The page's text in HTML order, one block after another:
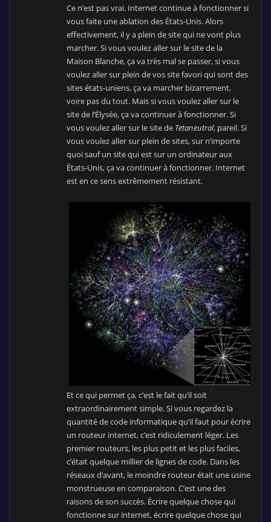
Ce n’est pas vrai. Internet continue à fonctionner si
vous faite une ablation des États-Unis. Alors
effectivement, il y a plein de site qui ne vont plus
marcher. Si vous voulez aller sur le site de la
Maison Blanche, ça va très mal se passer, si vous
voulez aller sur plein de vos site favori qui sont des
sites états-uniens, ça va marcher bizarrement,
voire pas du tout. Mais si vous voulez aller sur le
site de l’Élysée, ça va continuer à fonctionner. Si
vous voulez aller sur le site de Tetaneutral, pareil. Si
vous voulez aller sur plein de sites, sur n’importe
quoi sauf un site qui est sur un ordinateur aux
États-Unis, ça va continuer à fonctionner. Internet
est en ce sens extrêmement résistant.
Et ce qui permet ça, c’est le fait qu’il soit
extraordinairement simple. Si vous regardez la
quantité de code informatique qu’il faut pour écrire
un routeur internet, c’est ridiculement léger. Les
premier routeurs, les plus petit et les plus faciles,
c’était quelque millier de lignes de code. Dans les
réseaux d’avant, le moindre routeur était une usine
monstrueuse en comparaison. C’est une des
raisons de son succès. Écrire quelque chose qui
fonctionne sur internet, écrire quelque chose qui